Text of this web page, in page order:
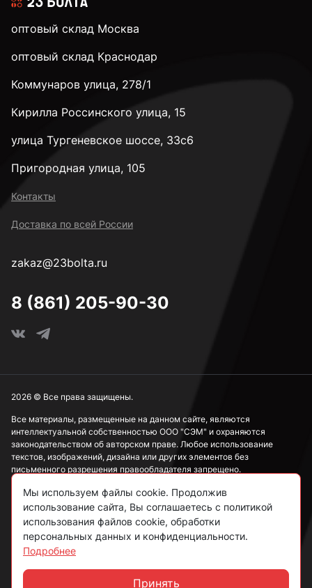
3,3 мм
3,4 мм
3,8 мм
4 мм
4,2 мм
оптовый склад Москва
оптовый склад Краснодар
Коммунаров улица, 278/1
Кирилла Россинского улица, 15
улица Тургеневское шоссе, 33с6
Пригородная улица, 105
Контакты
Доставка по всей России
zakaz@23bolta.ru
8 (861) 205-90-30
Все материалы, размещенные на данном сайте, являются
интеллектуальной собственностью ООО "СЭМ" и охраняются
законодательством об авторском праве. Любое использование
текстов, изображений, дизайна или других элементов без
письменного разрешения правообладателя запрещено.
Информация, представленная на сайте, носит исключительно
ознакомительный характер и не может рассматриваться как
публичная оферта в соответствии со ст. 437 ГК РФ.
Политика конфиденциальности
Согласие на обработку данных
2026 © Все права защищены.
Мы используем файлы cookie. Продолжив
использование сайта, Вы соглашаетесь с политикой
использования файлов cookie, обработки
персональных данных и конфиденциальности.
Подробнее
Принять